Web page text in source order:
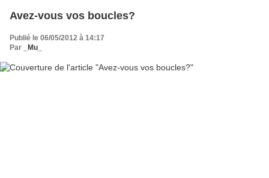
Avez-vous vos boucles?
Publié le 06/05/2012 à 14:17
Par
_Mu_